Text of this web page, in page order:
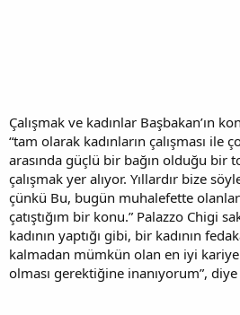
Çalışmak ve kadınlar Başbakan’ın
“tam olarak kadınların çalışması ile
arasında güçlü bir bağın olduğu bir
çalışmak yer alıyor. Yıllardır bize
çünkü Bu, bugün muhalefette
çatıştığım bir konu.” Palazzo Chigi
kadının yaptığı gibi, bir kadının
kalmadan mümkün olan en iyi
olması gerektiğine inanıyorum”,